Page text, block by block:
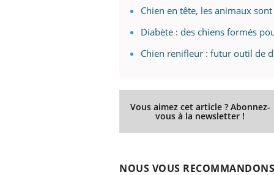
Chien en tête, les animaux
Diabète : des chiens formés
Chien renifleur : futur outil de
Vous aimez cet article ? Abonnez-
vous à la newsletter !
NOUS VOUS RECOMMANDONS